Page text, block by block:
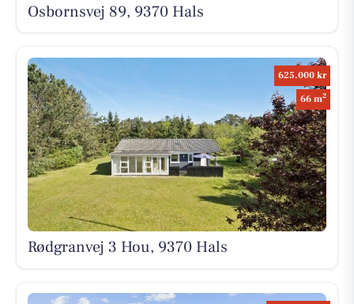
Osbornsvej 89, 9370 Hals
625.000 kr
66 m2
Rødgranvej 3 Hou, 9370 Hals